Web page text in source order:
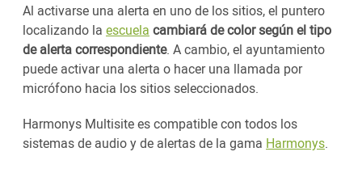
Al activarse una alerta en uno de los sitios, el puntero
localizando la escuela cambiará de color según el tipo
de alerta correspondiente. A cambio, el ayuntamiento
puede activar una alerta o hacer una llamada por
micrófono hacia los sitios seleccionados.
Harmonys Multisite es compatible con todos los
sistemas de audio y de alertas de la gama Harmonys.